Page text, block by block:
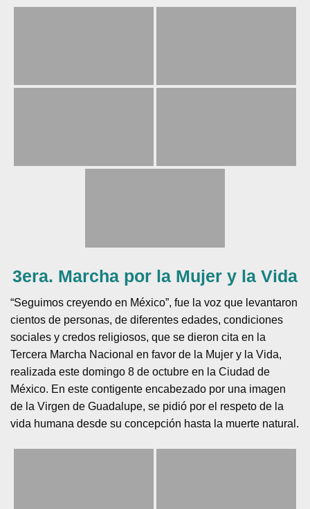
3era. Marcha por la Mujer y la Vida
“Seguimos creyendo en México”, fue la voz que levantaron
cientos de personas, de diferentes edades, condiciones
sociales y credos religiosos, que se dieron cita en la
Tercera Marcha Nacional en favor de la Mujer y la Vida,
realizada este domingo 8 de octubre en la Ciudad de
México. En este contigente encabezado por una imagen
de la Virgen de Guadalupe, se pidió por el respeto de la
vida humana desde su concepción hasta la muerte natural.